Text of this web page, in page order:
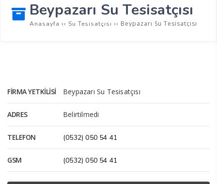
Beypazarı Su Tesisatçısı
Anasayfa ›› Su Tesisatçısı ›› Beypazarı Su Tesisatçısı
FIRMA YETKILISI Beypazarı Su Tesisatçısı
ADRES Belirtilmedi
TELEFON (0532) 050 54 41
GSM (0532) 050 54 41